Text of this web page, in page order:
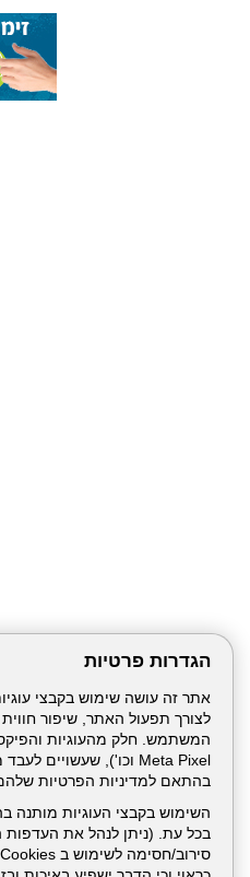
הגדרות פרטיות
לצורך תפעול האתר, שיפור
בהתאם למדיניות הפרטיות
השימוש בקבצי העוגיות
בכל עת. (ניתן לנהל את העדפות